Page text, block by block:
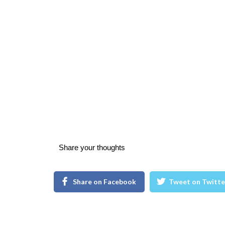
Share your thoughts
Share on Facebook Tweet on